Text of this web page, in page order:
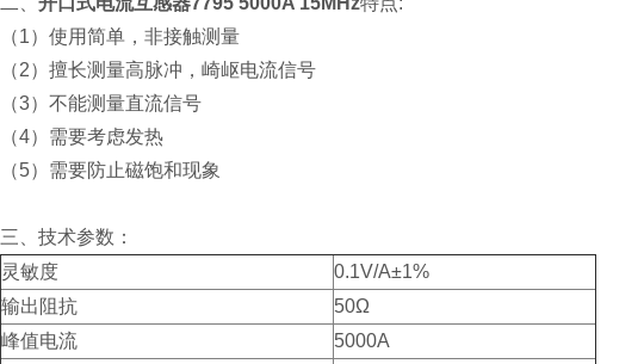
（1）使用简单，非接触测量
（2）擅长测量高脉冲，崎岖电流信号
（3）不能测量直流信号
（4）需要考虑发热
（5）需要防止磁饱和现象
三、技术参数：
灵敏度
0.1V/A±1%
输出阻抗
50Ω
峰值电流
5000A